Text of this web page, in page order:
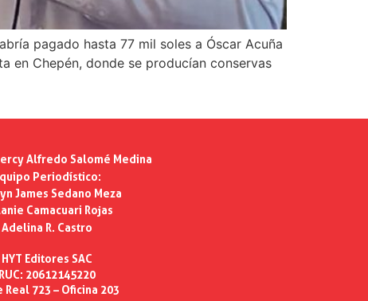
pagado hasta 77 mil soles a Óscar Acuña
en Chepén, donde se producían conservas
Alfredo Salomé Medina
Periodístico:
James Sedano Meza
Camacuari Rojas
Adelina R. Castro
HYT Editores SAC
RUC: 20612145220
Real 723 – Oficina 203